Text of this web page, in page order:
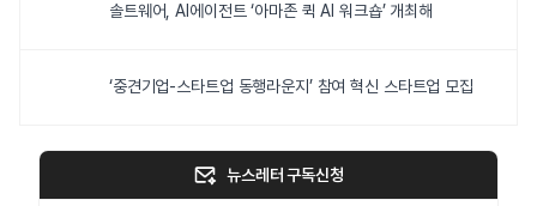
솔트웨어, AI에이전트 ‘아마존 퀵 AI 워크숍’ 개최해
‘중견기업-스타트업 동행라운지’ 참여 혁신 스타트업 모집
뉴스레터 구독신청